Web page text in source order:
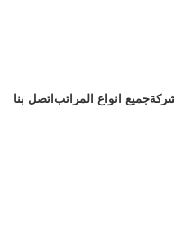
جميع انواع المراتب اتصل بنا